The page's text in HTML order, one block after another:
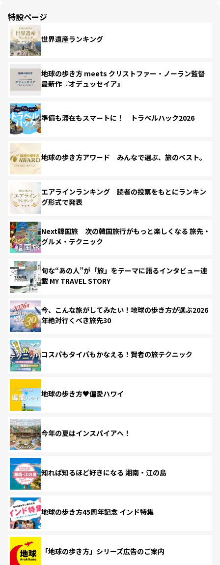
特設ページ
世界遺産ランキング
地球の歩き方 meets クリストファー・ノーラン監督
最新作『オデュッセイア』
準備も滞在もスマートに！ トラベルハック2026
地球の歩き方アワード みんなで選ぶ、旅のベスト。
エアラインランキング 読者の投票をもとにランキン
グ形式で発表
Next韓国旅 次の韓国旅行がもっと楽しくなる 旅先・
グルメ・テクニック
旬な“あの人”が「旅」をテーマに語るインタビュー連
載 MY TRAVEL STORY
今、こんな旅がしてみたい！地球の歩き方が選ぶ2026
年絶対行くべき旅先30
コスパもタイパもかなえる！賢者の旅テクニック
地球の歩き方♥偏愛ハワイ
今年の夏はインスパイアへ！
知れば知るほど好きになる 湘南・江の島
地球の歩き方45周年記念 インド特集
「地球の歩き方」シリーズ広告のご案内